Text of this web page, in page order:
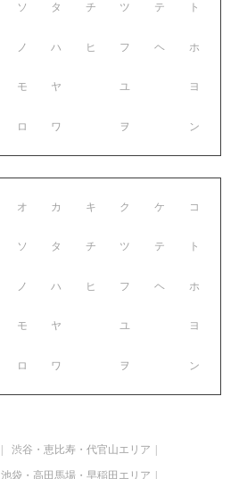
ソ
ノ
モ
ロ
タ チ ツ テ ト
ハ ヒ フ ヘ ホ
ヤ ユ ヨ
ワ ヲ ン
オ
ソ
ノ
モ
ロ
カ キ ク ケ コ
タ チ ツ テ ト
ハ ヒ フ ヘ ホ
ヤ ユ ヨ
ワ ヲ ン
渋谷・恵比寿・代官山エリア
池袋・高田馬場・早稲田エリア